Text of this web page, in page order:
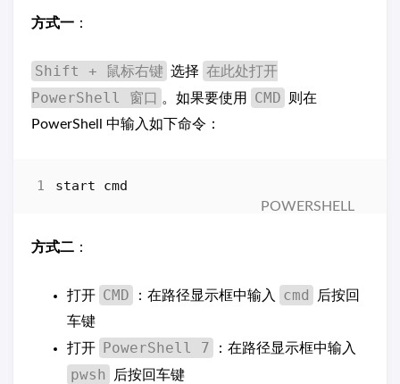
方式一 ：
Shift + 鼠标右键 选择 在此处打开
PowerShell 窗口 。如果要使用 CMD
则在
PowerShell 中输入如下命令：
start cmd
方式二 ：
打开 CMD ：在路径显示框中输入 cmd
后按回
车键
打开 PowerShell 7 ：在路径显示框中输入
pwsh 后按回车键